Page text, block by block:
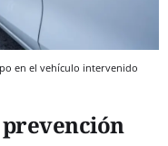
en el vehículo intervenido